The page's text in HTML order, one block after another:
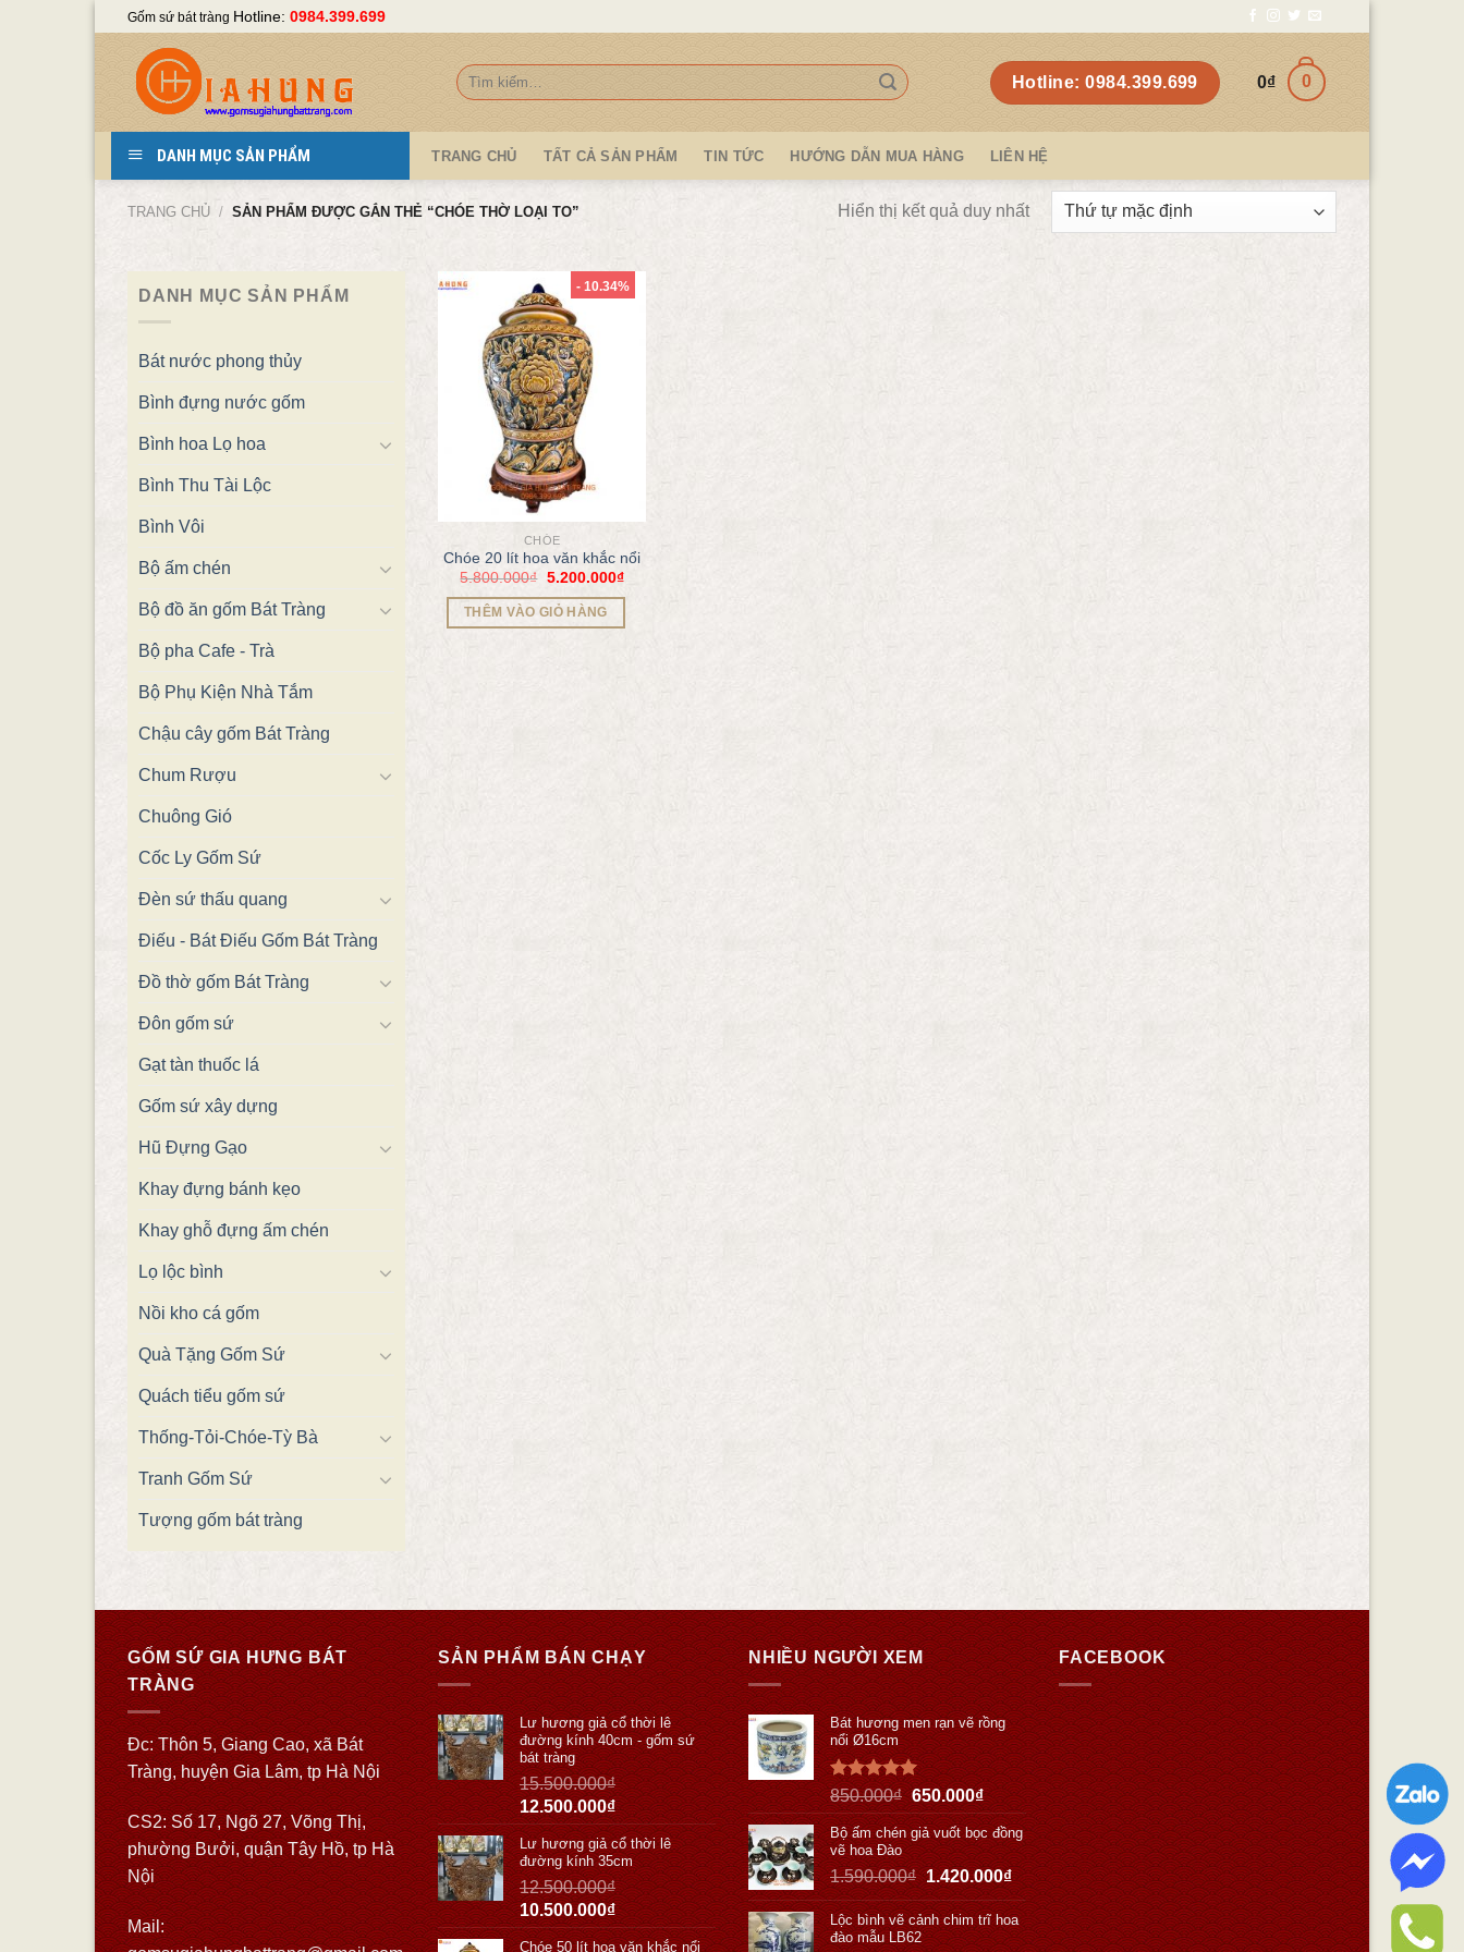
Skip
content
Gốm sứ bát tràng Hotline: 0984.399.699
Tìm
kiếm:
Hotline: 0984.399.699 0₫ 0
DANH MỤC SẢN PHẨM TRANG CHỦ TẤT CẢ SẢN PHẨM TIN TỨC HƯỚNG DẪN MUA HÀNG LIÊN HỆ
TRANG CHỦ / SẢN PHẨM ĐƯỢC GẮN THẺ “CHÓE THỜ LOẠI TO” Hiển thị kết quả duy nhất
DANH MỤC SẢN PHẨM
Bát nước phong thủy
Bình đựng nước gốm
Bình hoa Lọ hoa
Bình Thu Tài Lộc
Bình Vôi
Bộ ấm chén
Bộ đồ ăn gốm Bát Tràng
Bộ pha Cafe - Trà
Bộ Phụ Kiện Nhà Tắm
Chậu cây gốm Bát Tràng
Chum Rượu
Chuông Gió
Cốc Ly Gốm Sứ
Đèn sứ thấu quang
Điếu - Bát Điếu Gốm Bát Tràng
Đồ thờ gốm Bát Tràng
Đôn gốm sứ
Gạt tàn thuốc lá
Gốm sứ xây dựng
Hũ Đựng Gạo
Khay đựng bánh kẹo
Khay ghỗ đựng ấm chén
Lọ lộc bình
Nồi kho cá gốm
Quà Tặng Gốm Sứ
Quách tiểu gốm sứ
Thống-Tỏi-Chóe-Tỳ Bà
Tranh Gốm Sứ
Tượng gốm bát tràng
- 10.34%
CHÓE
Chóe 20 lít hoa văn khắc nổi
5.800.000₫ 5.200.000₫
THÊM VÀO GIỎ HÀNG
GỐM SỨ GIA HƯNG BÁT
TRÀNG
Đc: Thôn 5, Giang Cao, xã Bát
Tràng, huyện Gia Lâm, tp Hà Nội
CS2: Số 17, Ngõ 27, Võng Thị,
phường Bưởi, quận Tây Hồ, tp Hà
Nội
Mail:
SẢN PHẨM BÁN CHẠY
Lư hương giả cổ thời lê
đường kính 40cm - gốm sứ
bát tràng
15.500.000₫
12.500.000₫
Lư hương giả cổ thời lê
đường kính 35cm
12.500.000₫
10.500.000₫
Chóe 50 lít hoa văn khắc nổi
NHIỀU NGƯỜI XEM
Bát hương men rạn vẽ rồng
nổi Ø16cm
Được xếp
hạng5.00
5 sao
850.000₫ 650.000₫
Bộ ấm chén giả vuốt bọc đồng
vẽ hoa Đào
1.590.000₫ 1.420.000₫
Lộc bình vẽ cảnh chim trĩ hoa
đào mẫu LB62
FACEBOOK